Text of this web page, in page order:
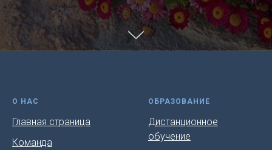
О НАС
Главная страница
Команда
ОБРАЗОВАНИЕ
Дистанционное
обучение